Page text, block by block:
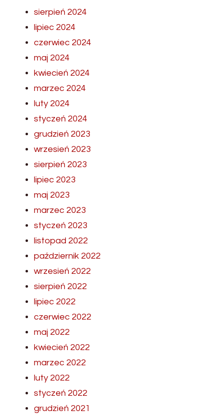
sierpień 2024
lipiec 2024
czerwiec 2024
maj 2024
kwiecień 2024
marzec 2024
luty 2024
styczeń 2024
grudzień 2023
wrzesień 2023
sierpień 2023
lipiec 2023
maj 2023
marzec 2023
styczeń 2023
listopad 2022
październik 2022
wrzesień 2022
sierpień 2022
lipiec 2022
czerwiec 2022
maj 2022
kwiecień 2022
marzec 2022
luty 2022
styczeń 2022
grudzień 2021